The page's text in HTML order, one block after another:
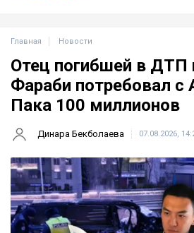
Главная Новости
Отец погибшей в ДТП
Фараби потребовал с
Пака 100 миллионов
Динара Бекболаева 07.08.2026,